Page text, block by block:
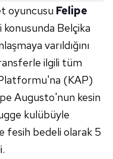
oyuncusu Felipe
Belçika
varıldığını
ilgili tüm
(KAP)
Augusto'nun kesin
kulübüyle
fesih bedeli olarak 5